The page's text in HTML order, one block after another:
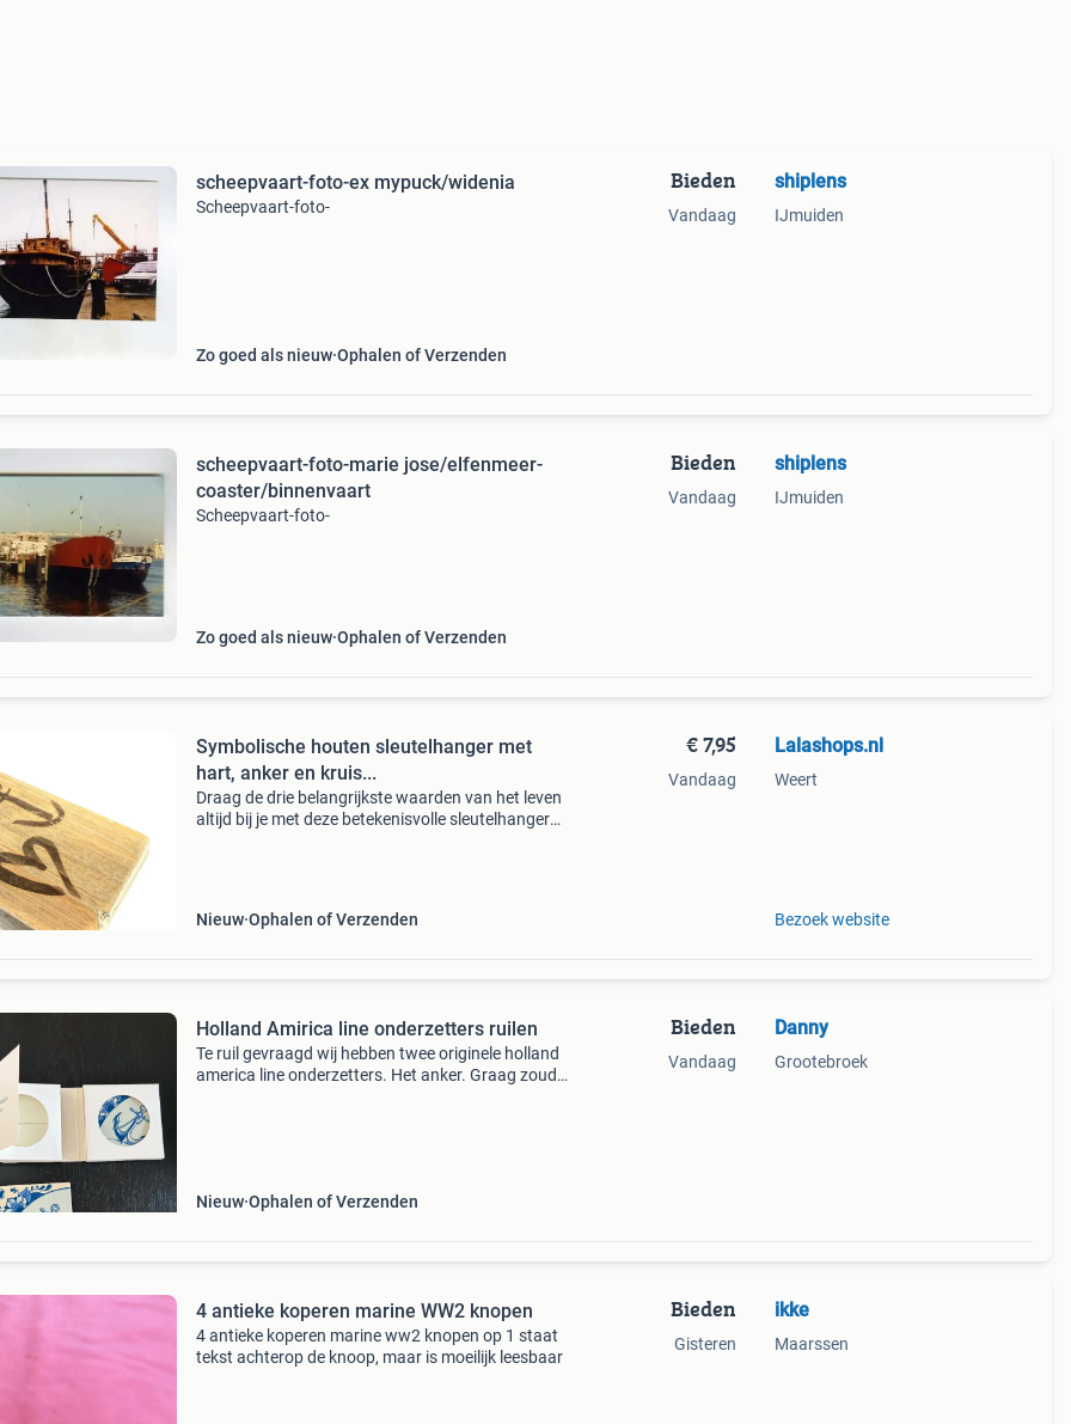
scheepvaart-foto-ex mypuck/widenia
Scheepvaart-foto-
Zo goed als nieuw Ophalen of Verzenden
Bieden
Vandaag
shiplens
IJmuiden
scheepvaart-foto-marie jose/elfenmeer-
coaster/binnenvaart
Scheepvaart-foto-
Zo goed als nieuw Ophalen of Verzenden
Bieden
Vandaag
shiplens
IJmuiden
Symbolische houten sleutelhanger met
hart, anker en kruis...
Draag de drie belangrijkste waarden van het leven
altijd bij je met deze betekenisvolle sleutelhanger
Nieuw Ophalen of Verzenden
€ 7,95
Vandaag
Lalashops.nl
Weert
Bezoek website
Holland Amirica line onderzetters ruilen
Te ruil gevraagd wij hebben twee originele holland
america line onderzetters. Het anker. Graag zouden
Nieuw Ophalen of Verzenden
Bieden
Vandaag
Danny
Grootebroek
4 antieke koperen marine WW2 knopen
4 antieke koperen marine ww2 knopen op 1 staat
tekst achterop de knoop, maar is moeilijk leesbaar
Bieden
Gisteren
ikke
Maarssen